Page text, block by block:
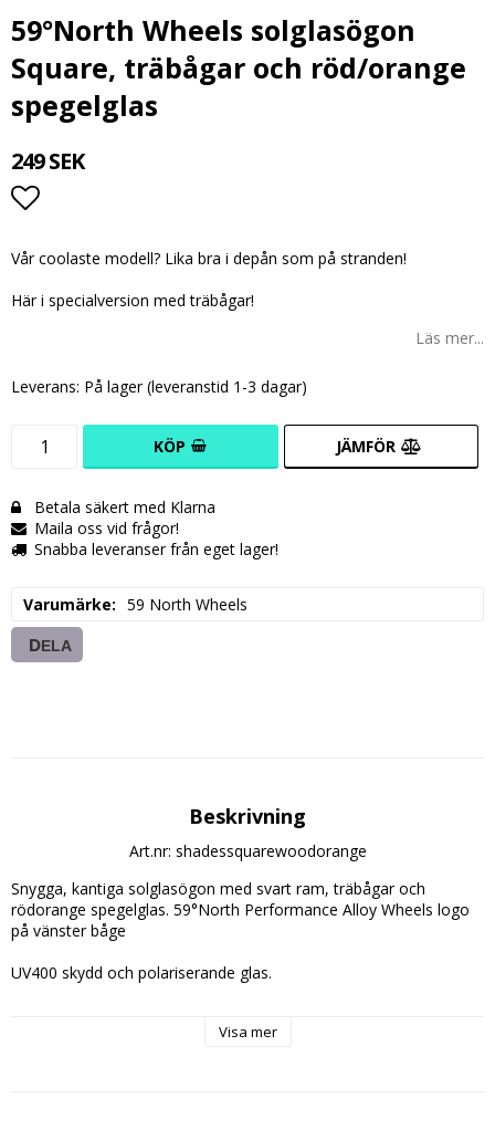
59°North Wheels solglasögon
Square, träbågar och röd/orange
spegelglas
249 SEK
Lägg till i favoritlistan
Vår coolaste modell? Lika bra i depån som på stranden!
Här i specialversion med träbågar!
Läs mer...
Leverans: På lager (leveranstid 1-3 dagar)
KÖP JÄMFÖR
Betala säkert med Klarna
Maila oss vid frågor!
Snabba leveranser från eget lager!
Varumärke 59 North Wheels
DELA
Beskrivning
Art.nr: shadessquarewoodorange
Snygga, kantiga solglasögon med svart ram, träbågar och
rödorange spegelglas. 59°North Performance Alloy Wheels logo
på vänster båge
UV400 skydd och polariserande glas.
Visa mer